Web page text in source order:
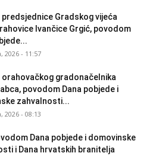
Gradskog vijeća
Ivančice Grgić, povodom
2026 - 11:57
orahovačkog gradonačelnika
povodom Dana pobjede i
zahvalnosti...
2026 - 08:13
Dana pobjede i domovinske
i Dana hrvatskih branitelja